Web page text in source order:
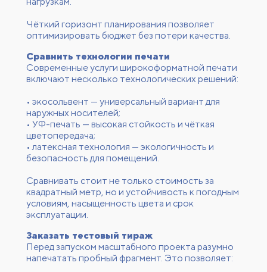
Чёткий горизонт планирования позволяет
оптимизировать бюджет без потери качества.
Сравнить технологии печати
Современные услуги широкоформатной печати
включают несколько технологических решений:
• экосольвент — универсальный вариант для
наружных носителей;
• УФ-печать — высокая стойкость и чёткая
цветопередача;
• латексная технология — экологичность и
безопасность для помещений.
Сравнивать стоит не только стоимость за
квадратный метр, но и устойчивость к погодным
условиям, насыщенность цвета и срок
эксплуатации.
Заказать тестовый тираж
Перед запуском масштабного проекта разумно
напечатать пробный фрагмент. Это позволяет: